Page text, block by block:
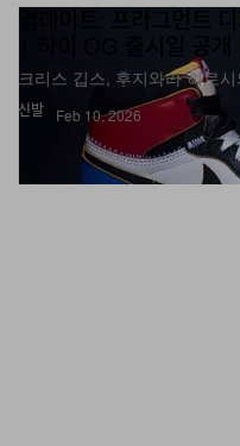
신발
업데이트: 프라그먼트
크리스 깁스, 후지와라 히로
Feb 10, 2026